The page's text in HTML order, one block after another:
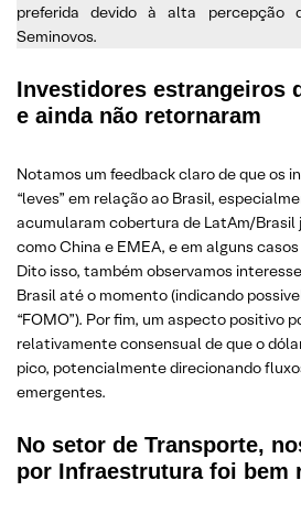
preferida devido à alta percepção
Seminovos.
Investidores estrangeiros
e ainda não retornaram
Notamos um feedback claro de que os
“leves” em relação ao Brasil,
acumularam cobertura de LatAm/Brasil
como China e EMEA, e em alguns
Dito isso, também observamos
Brasil até o momento (indicando
“FOMO”). Por fim, um aspecto positivo
relativamente consensual de que o
pico, potencialmente direcionando
emergentes.
No setor de Transporte,
por Infraestrutura foi bem